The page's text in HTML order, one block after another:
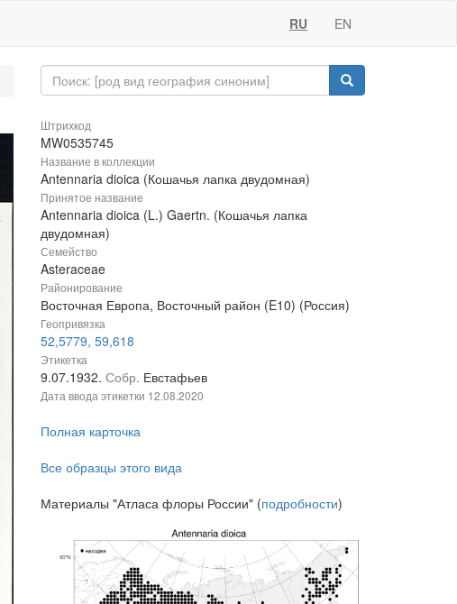
RU EN
Штрихкод
MW0535745
Название в коллекции
Antennaria dioica (Кошачья лапка двудомная)
Принятое название
Antennaria dioica (L.) Gaertn. (Кошачья лапка
двудомная)
Семейство
Asteraceae
Районирование
Восточная Европа, Восточный район (E10) (Россия)
Геопривязка
52,5779, 59,618
Этикетка
9.07.1932. Собр. Евстафьев
Дата ввода этикетки 12.08.2020
Полная карточка
Все образцы этого вида
Материалы "Атласа флоры России" (подробности)